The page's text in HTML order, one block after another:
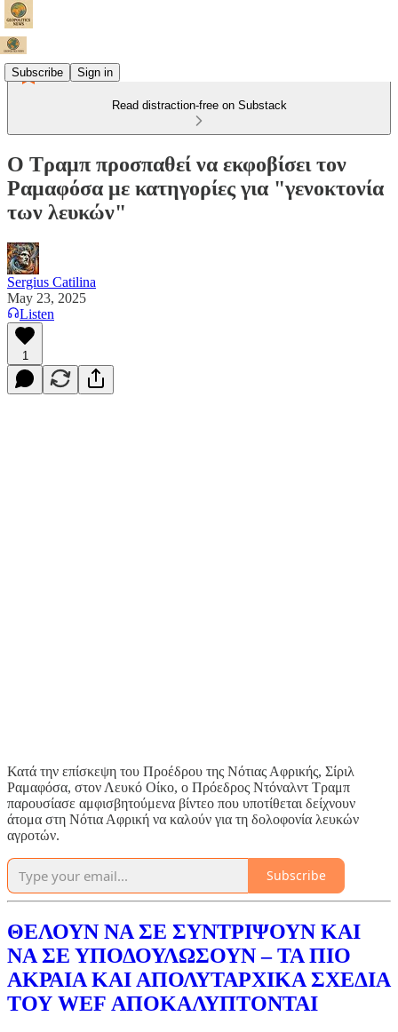
Subscribe Sign in
Read distraction-free on Substack
Ο Τραμπ προσπαθεί να εκφοβίσει τον
Ραμαφόσα με κατηγορίες για "γενοκτονία
των λευκών"
Sergius Catilina
May 23, 2025
Listen
1
Κατά την επίσκεψη του Προέδρου της Νότιας Αφρικής, Σίριλ
Ραμαφόσα, στον Λευκό Οίκο, ο Πρόεδρος Ντόναλντ Τραμπ
παρουσίασε αμφισβητούμενα βίντεο που υποτίθεται δείχνουν
άτομα στη Νότια Αφρική να καλούν για τη δολοφονία λευκών
αγροτών.
Subscribe
ΘΕΛΟΥΝ ΝΑ ΣΕ ΣΥΝΤΡΙΨΟΥΝ ΚΑΙ
ΝΑ ΣΕ ΥΠΟΔΟΥΛΩΣΟΥΝ – ΤΑ ΠΙΟ
ΑΚΡΑΙΑ ΚΑΙ ΑΠΟΛΥΤΑΡΧΙΚΑ ΣΧΕΔΙΑ
ΤΟΥ WEF ΑΠΟΚΑΛΥΠΤΟΝΤΑΙ